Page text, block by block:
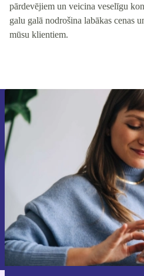
pārdevējiem un veicina veselīgu
galu galā nodrošina labākas cenas
mūsu klientiem.
Piesakieties
saņemšanai!
Nekad vairs
piedāvājumu.
Informāciju par personas datu
Privātuma politikā.